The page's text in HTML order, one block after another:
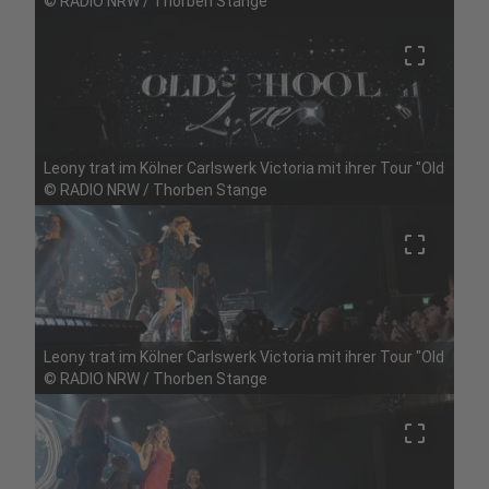
crop_free
Leony trat im Kölner Carlswerk Victoria mit ihrer Tour
© RADIO NRW / Thorben Stange
crop_free
Leony trat im Kölner Carlswerk Victoria mit ihrer Tour
© RADIO NRW / Thorben Stange
crop_free